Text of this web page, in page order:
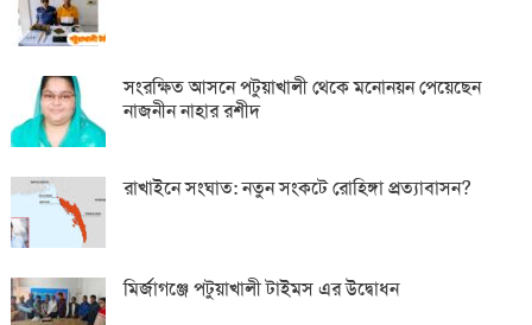
সংরক্ষিত আসনে পটুয়াখালী থেকে মনোনয়ন পেয়েছেন
নাজনীন নাহার রশীদ
রাখাইনে সংঘাত: নতুন সংকটে রোহিঙ্গা প্রত্যাবাসন?
মির্জাগঞ্জে পটুয়াখালী টাইমস এর উদ্বোধন